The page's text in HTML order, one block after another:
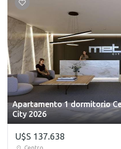
Apartamento 1 dormitorio
City 2026
U$S 137.638